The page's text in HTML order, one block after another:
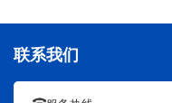
联系我们